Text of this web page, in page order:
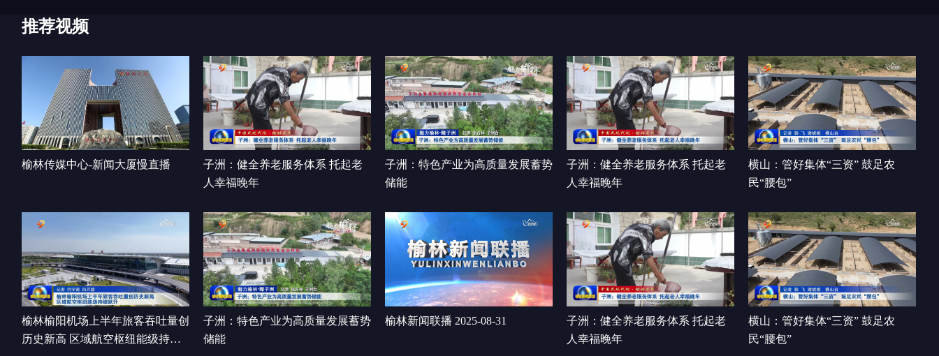
00:27:08
00:26:02
榆林新闻 2025-05-20
推荐视频
榆林传媒中心-新闻大厦慢直播
子洲：健全养老服务体系 托起老
人幸福晚年
子洲：特色产业为高质量发展蓄势
储能
子洲：健全养老服务体系 托起老
人幸福晚年
横山：管好集体“三资” 鼓足农
民“腰包”
榆林榆阳机场上半年旅客吞吐量创
历史新高 区域航空枢纽能级持续
子洲：特色产业为高质量发展蓄势
储能
榆林新闻联播 2025-08-31
子洲：健全养老服务体系 托起老
人幸福晚年
横山：管好集体“三资” 鼓足农
民“腰包”